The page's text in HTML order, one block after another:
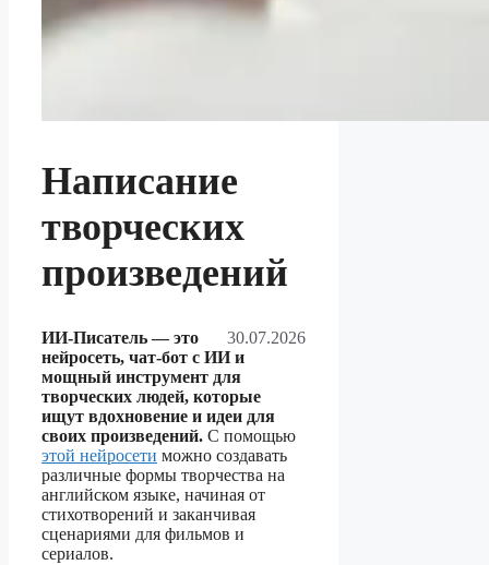
Написание
творческих
произведений
30.07.2026
ИИ-Писатель — это
нейросеть, чат-бот с ИИ и
мощный инструмент для
творческих людей, которые
ищут вдохновение и идеи для
своих произведений. С помощью
этой нейросети можно создавать
различные формы творчества на
английском языке, начиная от
стихотворений и заканчивая
сценариями для фильмов и
сериалов.